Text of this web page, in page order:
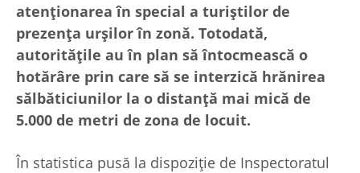
atenționarea în special a turiștilor de
prezența urșilor în zonă. Totodată,
autoritățile au în plan să întocmească o
hotărâre prin care să se interzică hrănirea
sălbăticiunilor la o distanță mai mică de
5.000 de metri de zona de locuit.
În statistica pusă la dispoziție de Inspectoratul